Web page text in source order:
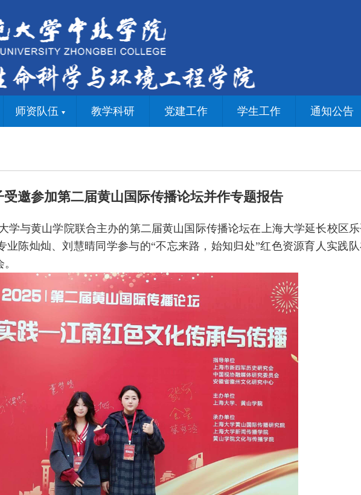
师资队伍 教学科研 党建工作 学生工作 通知公告
受邀参加第二届黄山国际传播论坛并作专题报告
学与黄山学院联合主办的第二届黄山国际传播论坛在上海大学延长校区
业陈灿灿、刘慧晴同学参与的“不忘来路，始知归处”红色资源育人实践